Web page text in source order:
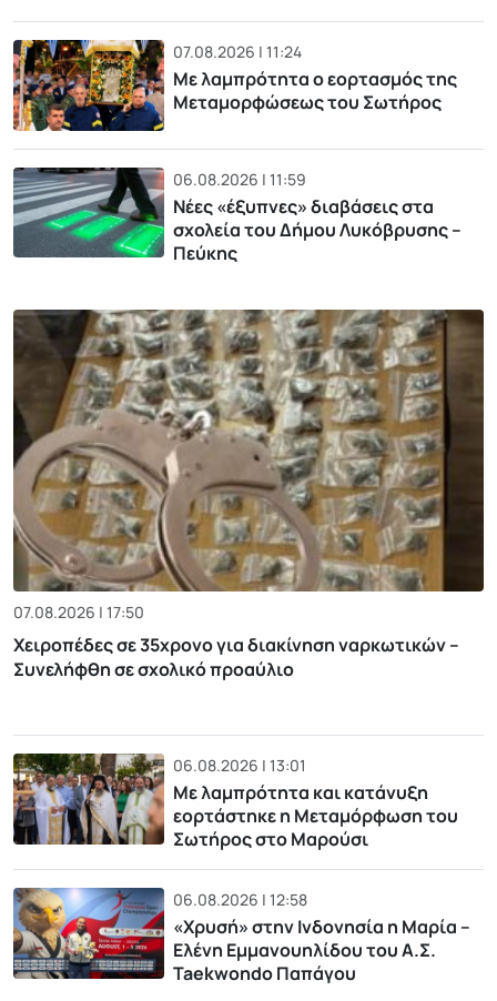
07.08.2026 | 11:24
Με λαμπρότητα ο εορτασμός της
Μεταμορφώσεως του Σωτήρος
06.08.2026 | 11:59
Νέες «έξυπνες» διαβάσεις στα
σχολεία του Δήμου Λυκόβρυσης –
Πεύκης
07.08.2026 | 17:50
Χειροπέδες σε 35χρονο για διακίνηση ναρκωτικών –
Συνελήφθη σε σχολικό προαύλιο
06.08.2026 | 13:01
Με λαμπρότητα και κατάνυξη
εορτάστηκε η Μεταμόρφωση του
Σωτήρος στο Μαρούσι
06.08.2026 | 12:58
«Χρυσή» στην Ινδονησία η Μαρία –
Ελένη Εμμανουηλίδου του Α.Σ.
Taekwondo Παπάγου